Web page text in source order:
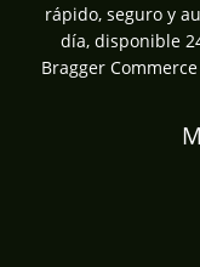
rápido, seguro y
día, disponible
Bragger